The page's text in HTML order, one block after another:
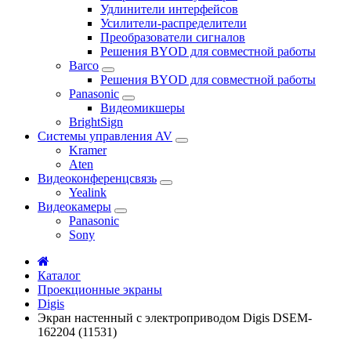
Удлинители интерфейсов
Усилители-распределители
Преобразователи сигналов
Решения BYOD для совместной работы
Barco
Решения BYOD для совместной работы
Panasonic
Видеомикшеры
BrightSign
Системы управления AV
Kramer
Aten
Видеоконференцсвязь
Yealink
Видеокамеры
Panasonic
Sony
Каталог
Проекционные экраны
Digis
Экран настенный с электроприводом Digis DSEM-
162204 (11531)